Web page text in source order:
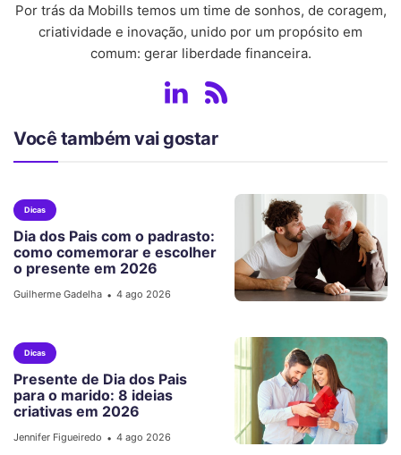
Por trás da Mobills temos um time de sonhos, de coragem,
criatividade e inovação, unido por um propósito em
comum: gerar liberdade financeira.
Você também vai gostar
Dicas
Dia dos Pais com o padrasto:
como comemorar e escolher
o presente em 2026
Guilherme Gadelha • 4 ago 2026
Dicas
Presente de Dia dos Pais
para o marido: 8 ideias
criativas em 2026
Jennifer Figueiredo • 4 ago 2026